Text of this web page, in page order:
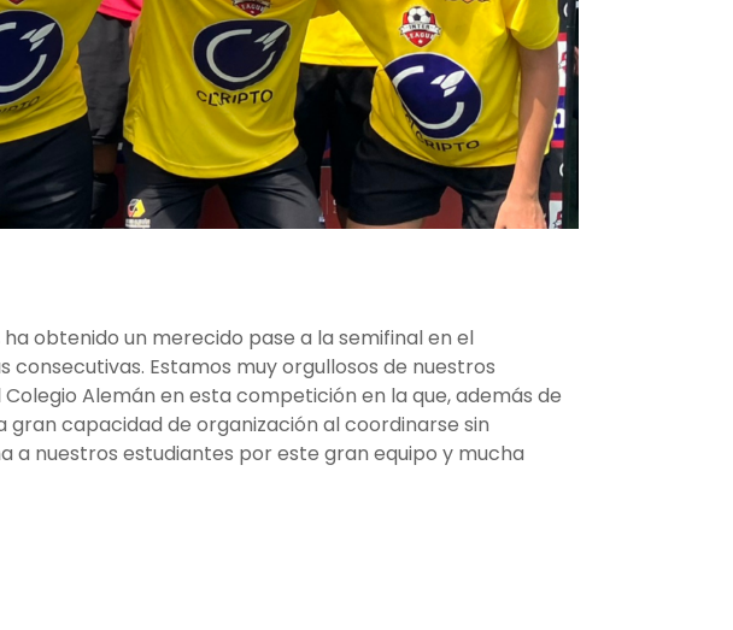
obtenido un merecido pase a la semifinal en el
Estamos muy orgullosos de nuestros
Alemán en esta competición en la que, además de
capacidad de organización al coordinarse sin
a nuestros estudiantes por este gran equipo y mucha